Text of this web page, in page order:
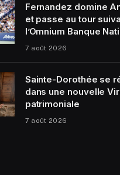
Fernandez domine
et passe au tour
l’Omnium Banque
7 août 2026
Sainte-Dorothée se
dans une nouvelle
patrimoniale
7 août 2026